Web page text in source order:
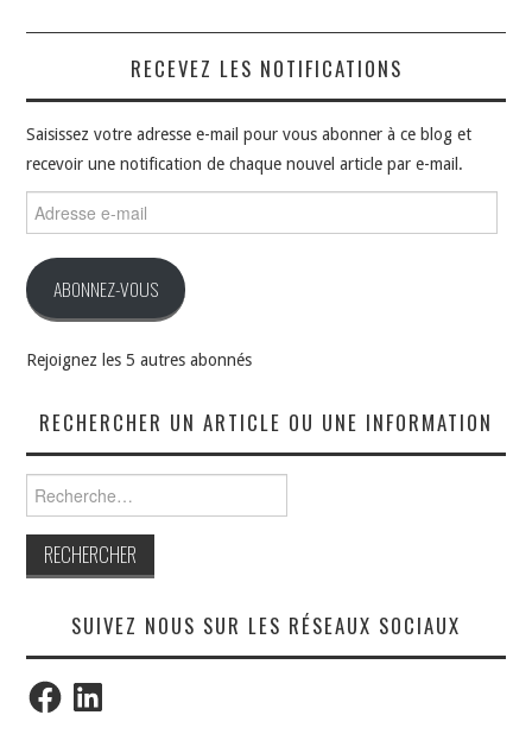
RECEVEZ LES NOTIFICATIONS
Saisissez votre adresse e-mail pour vous abonner à ce blog et
recevoir une notification de chaque nouvel article par e-mail.
Adresse
e-
ABONNEZ-VOUS
Rejoignez les 5 autres abonnés
RECHERCHER UN ARTICLE OU UNE INFORMATION
Rechercher :
SUIVEZ NOUS SUR LES RÉSEAUX SOCIAUX
FacebookLinkedIn